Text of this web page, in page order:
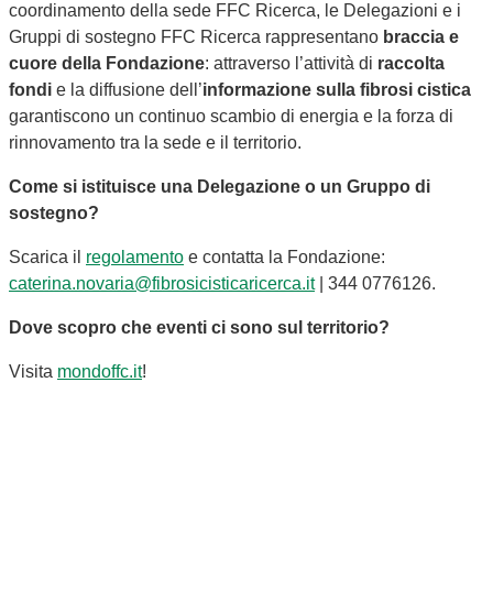
coordinamento della sede FFC Ricerca, le Delegazioni e i
Gruppi di sostegno FFC Ricerca rappresentano braccia e
cuore della Fondazione: attraverso l’attività di raccolta
fondi e la diffusione dell’informazione sulla fibrosi cistica
garantiscono un continuo scambio di energia e la forza di
rinnovamento tra la sede e il territorio.
Come si istituisce una Delegazione o un Gruppo di
sostegno?
Scarica il regolamento e contatta la Fondazione:
caterina.novaria@fibrosicisticaricerca.it| 344 0776126.
Dove scopro che eventi ci sono sul territorio?
Visita mondoffc.it!